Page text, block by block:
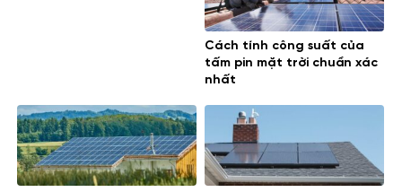
Cách tính công suất của
tấm pin mặt trời chuẩn xác
nhất